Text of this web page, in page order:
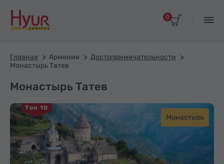
0
Главная Армения
Достопримечательности
Монастырь Татев
Монастырь Татев
Топ 10
Монастырь